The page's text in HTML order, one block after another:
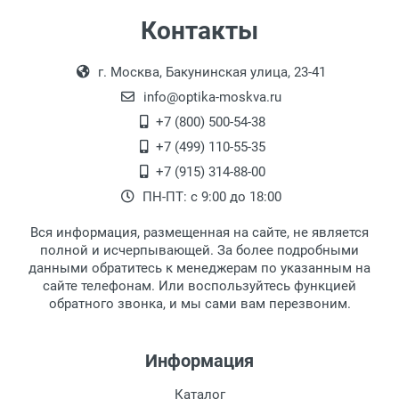
Самовывоз.
Оплата товара производится
наличными непосредственно на пункте
выдачи товара.
Перечисление средств на расчетный счет.
18:00, по субботам с 11:00 до 15:00, в
офисе по адресу: г. Москва,
Переведеновский переулок 17, корпус 1,
второй этаж, тел. +7 (499) 110-55-35.
После того, как заказ поступает в пункт
выдачи, наш менеджер связывается с
клиентом и оповещает о поступлении
Для получения товара при себе
обязательно иметь паспорт.
Заказ необходимо забрать в течение 3
рабочих дней с момента поступления на
дополнительных расходов за хранение
Контакты
г. Москва, Бакунинская улица, 23-41
info@optika-moskva.ru
+7 (800) 500-54-38
+7 (499) 110-55-35
+7 (915) 314-88-00
ПН-ПТ: с 9:00 до 18:00
Вся информация, размещенная на сайте, не является
полной и исчерпывающей. За более подробными
данными обратитесь к менеджерам по указанным на
сайте телефонам. Или воспользуйтесь функцией
обратного звонка, и мы сами вам перезвоним.
Информация
Каталог